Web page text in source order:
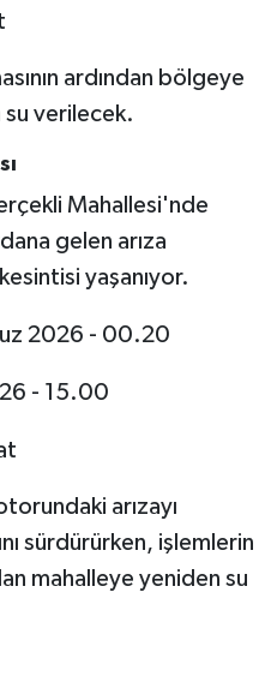
ardından bölgeye
su verilecek.
Mahallesi'nde
gelen arıza
yaşanıyor.
2026 - 00.20
- 15.00
arızayı
sürdürürken, işlemlerin
mahalleye yeniden su